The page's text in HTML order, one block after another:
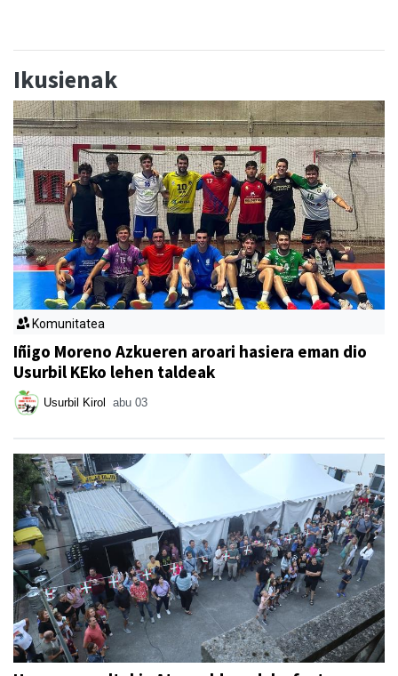
Ikusienak
Komunitatea
Iñigo Moreno Azkueren aroari hasiera eman dio
Usurbil KEko lehen taldeak
Usurbil Kirol abu 03